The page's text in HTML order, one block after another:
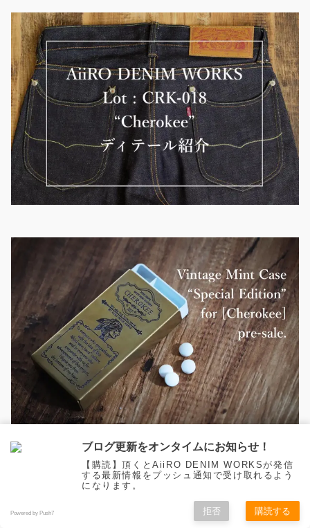
【AiiRO DENIMのメルマガに登録】
ブログ更新をオンタイムにお知らせ！
【購読】頂くとAiiRO DENIM WORKSが発信
する最新情報をプッシュ通知で受け取れるよう
になります。
Powered by Push7 拒否 購読する